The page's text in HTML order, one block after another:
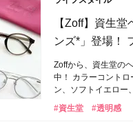
【Zoff】資生
ンズ*」登場！
Zoffから、資生堂の
中！ カラーコント
ン、ソフトイエロー
#資生堂
#透明感